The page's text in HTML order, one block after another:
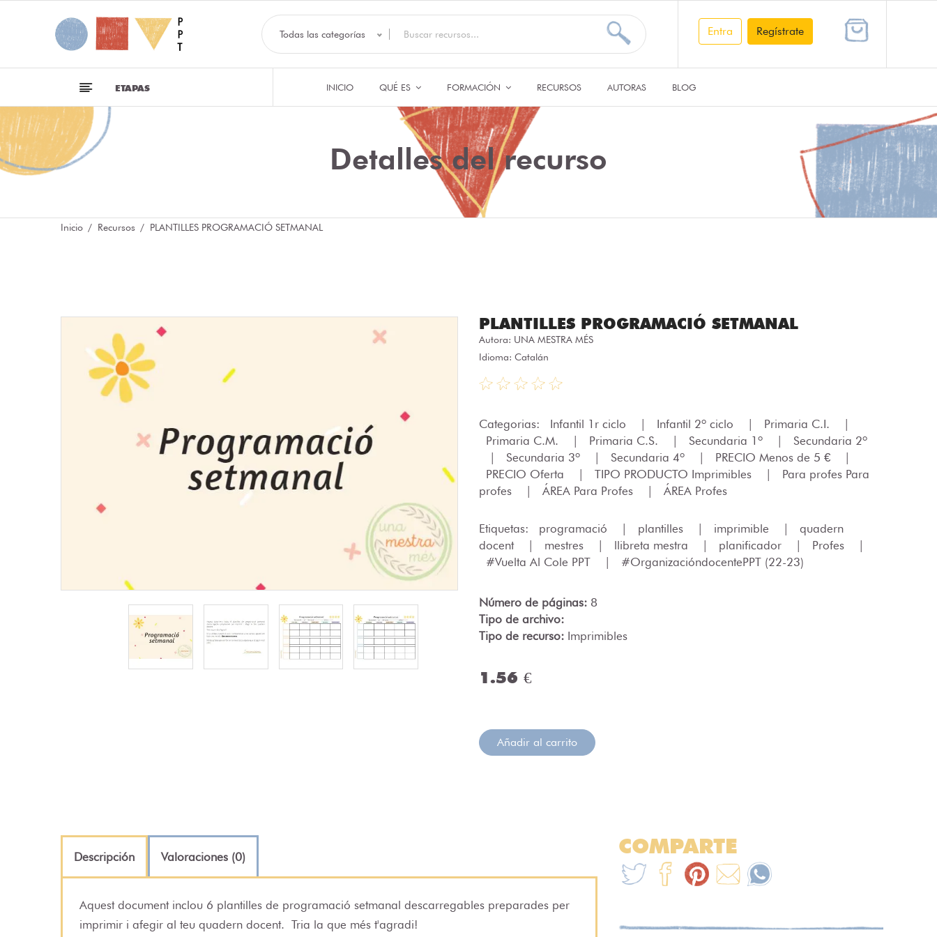
Todas las categorías Entra Regístrate
ETAPAS INICIO QUÉ ES FORMACIÓN RECURSOS AUTORAS BLOG
Detalles del recurso
Inicio Recursos PLANTILLES PROGRAMACIÓ SETMANAL
PLANTILLES PROGRAMACIÓ SETMANAL
Autora: UNA MESTRA MÉS
Idioma: Catalán
Categorias: Infantil 1r ciclo Infantil 2º ciclo Primaria C.I.
Primaria C.M.
Primaria C.S. Secundaria 1º
Secundaria 2º
Secundaria 3º Secundaria 4º PRECIO Menos de 5 €
PRECIO Oferta
TIPO PRODUCTO Imprimibles
Para profes Para
profes
ÁREA Para Profes ÁREA Profes
Etiquetas: programació plantilles imprimible
quadern
docent
mestres llibreta mestra planificador Profes
#Vuelta Al Cole PPT
#OrganizacióndocentePPT (22-23)
Número de páginas: 8
Tipo de archivo:
Tipo de recurso: Imprimibles
1.56 €
Añadir al carrito
Descripción Valoraciones (0)
Aquest document inclou 6 plantilles de programació setmanal descarregables preparades per
imprimir i afegir al teu quadern docent. Tria la que més t'agradi!
COMPARTE